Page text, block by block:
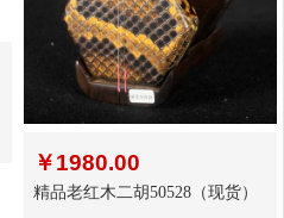
￥1980.00
精品老红木二胡50528（现货）